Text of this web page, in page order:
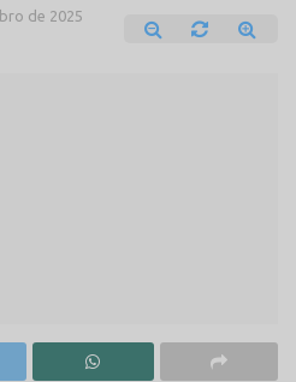
de 2025